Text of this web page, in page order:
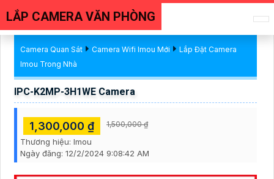
LẮP CAMERA VĂN PHÒNG
Camera Quan Sát Camera Wifi Imou Mới
Lắp Đặt Camera
Imou Trong Nhà
IPC-K2MP-3H1WE Camera
1,300,000 ₫ 1,500,000 ₫
Thương hiệu: Imou
Ngày đăng: 12/2/2024 9:08:42 AM